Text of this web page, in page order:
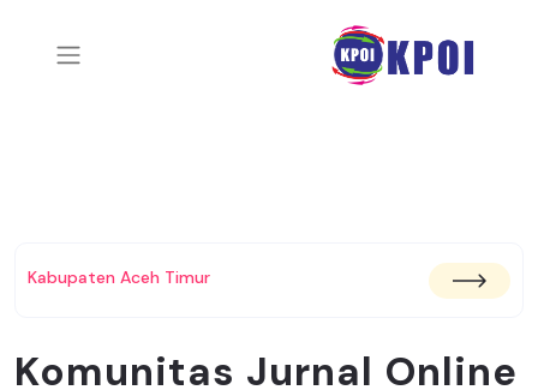
Kabupaten Aceh Timur
Komunitas Jurnal Online